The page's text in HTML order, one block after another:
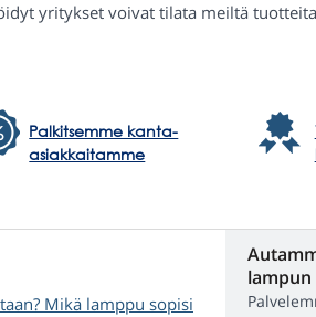
yritykset voivat tilata meiltä
Palkitsemme kanta-
asiakkaitamme
Mikä lamppu sopisi
lampun